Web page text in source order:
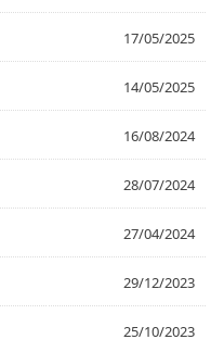
17/05/2025
14/05/2025
16/08/2024
28/07/2024
27/04/2024
29/12/2023
25/10/2023